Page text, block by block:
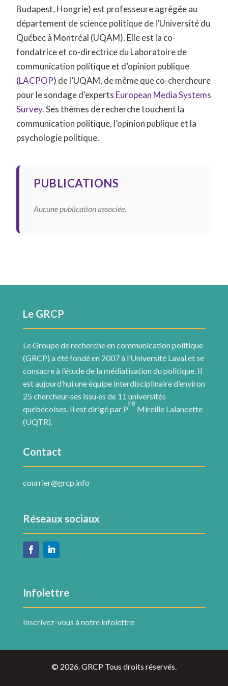
Budapest, Hongrie) est professeure agrégée au
département de science politique de l’Université du
Québec à Montréal (UQAM). Elle est la co-
fondatrice et co-directrice du Laboratoire de
communication politique et d’opinion publique
(LACPOP) de l’UQAM, de même que co-chercheure
pour le sondage d’experts European Media Systems
Survey. Ses thèmes de recherche touchent la
communication politique, l’opinion publique et la
psychologie politique.
PUBLICATIONS
Aucune publication associée.
Le GRCP
Le Groupe de recherche en communication politique
(GRCP) a été fondé en 2007 à l’Université Laval et se
consacre à l’étude de la médiatisation du politique. Il
est aujourd’hui une équipe interdisciplinaire d’environ
25 chercheur·ses issu·es de 11 universités
québécoises. Il est dirigé par P
re
Mireille Lalancette
(UQTR).
Contact
courrier@grcp.info
Réseaux sociaux
Infolettre
Inscrivez-vous à notre infolettre
© 2026. GRCP Tous droits réservés.